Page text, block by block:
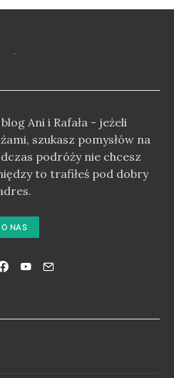
Ani i Rafała - jeżeli
szukasz pomysłów na
podróży nie chcesz
to trafiłeś pod dobry
O NAS